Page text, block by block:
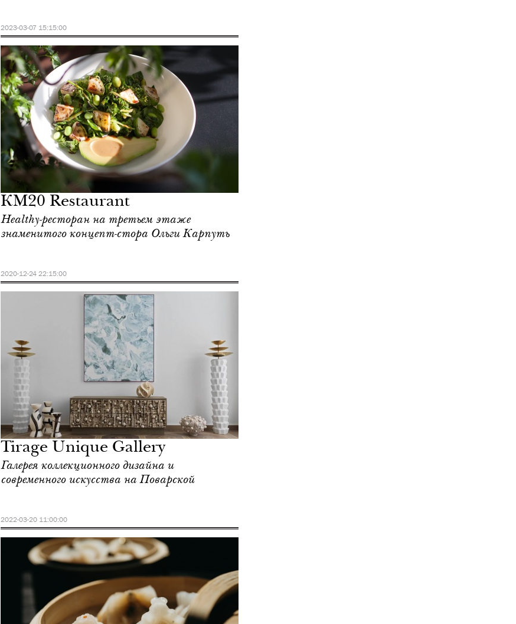
2023-03-07 15:15:00
КМ20 Restaurant
Healthy-ресторан на третьем этаже
знаменитого концепт-стора Ольги Карпуть
2020-12-24 22:15:00
Tirage Unique Gallery
Галерея коллекционного дизайна и
современного искусства на Поварской
2022-03-20 11:00:00